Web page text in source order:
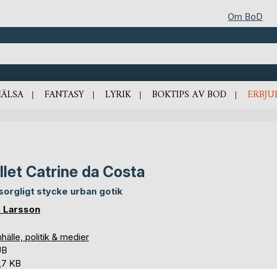
Om BoD
FANTASY LYRIK BOKTIPS AV BOD
Catrine da Costa
stycke urban gotik
Larsson
politik & medier
KB